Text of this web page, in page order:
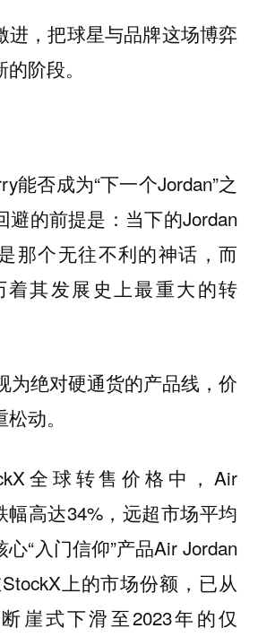
进，把球星与品牌这场博弈
阶段。
能否成为“下一个Jordan”之
避的前提是：当下的Jordan
那个无往不利的神话，而
着其发展史上最重大的转
为绝对硬通货的产品线，价
动。
全球转售价格中，Air
幅高达34%，远超市场平均
“入门信仰”产品Air Jordan
上的市场份额，已从
崖式下滑至2023年的仅